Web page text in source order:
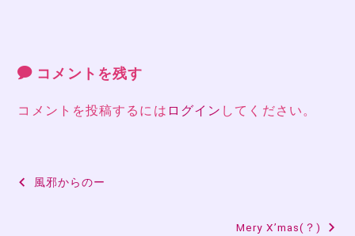
コメントを残す
コメントを投稿するには ログイン してください。
投
風邪からのー
Mery X’mas(？)